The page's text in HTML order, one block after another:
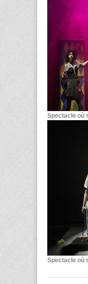
Spectacle où
Spectacle où